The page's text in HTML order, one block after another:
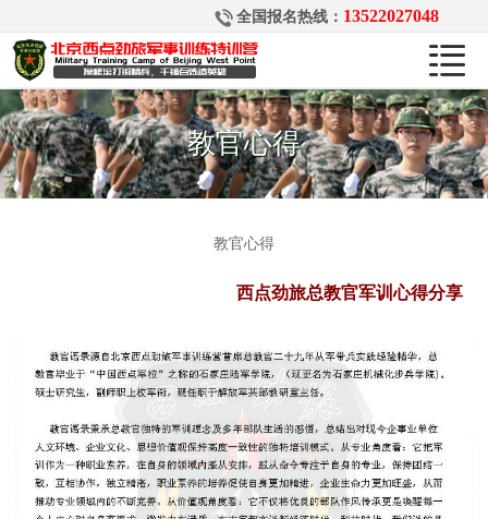
全国报名热线： 13522027048
教官心得
教官心得
西点劲旅总教官军训心得分享